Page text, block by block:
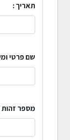
תאריך :
שם פרטי
מספר